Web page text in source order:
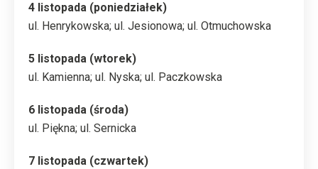
4 listopada (poniedziałek)
ul. Henrykowska; ul. Jesionowa; ul. Otmuchowska
5 listopada (wtorek)
ul. Kamienna; ul. Nyska; ul. Paczkowska
6 listopada (środa)
ul. Piękna; ul. Sernicka
7 listopada (czwartek)